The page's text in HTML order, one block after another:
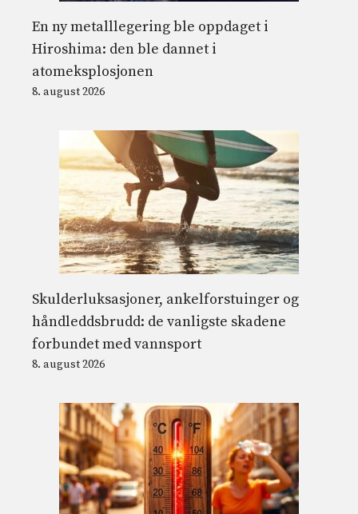
En ny metalllegering ble oppdaget i
Hiroshima: den ble dannet i
atomeksplosjonen
8. august 2026
Skulderluksasjoner, ankelforstuinger og
håndleddsbrudd: de vanligste skadene
forbundet med vannsport
8. august 2026